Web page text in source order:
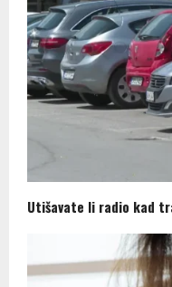
Utišavate li radio kad